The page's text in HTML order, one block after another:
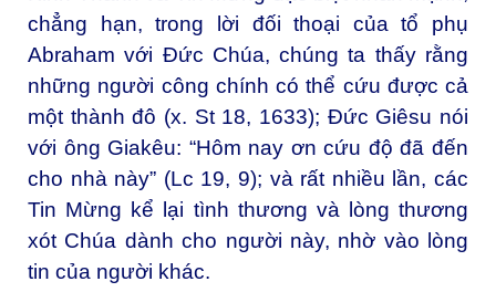
chẳng hạn, trong lời đối thoại của tổ phụ
Abraham với Đức Chúa, chúng ta thấy rằng
những người công chính có thể cứu được cả
một thành đô (x. St 18, 1633); Đức Giêsu nói
với ông Giakêu: “Hôm nay ơn cứu độ đã đến
cho nhà này” (Lc 19, 9); và rất nhiều lần, các
Tin Mừng kể lại tình thương và lòng thương
xót Chúa dành cho người này, nhờ vào lòng
tin của người khác.